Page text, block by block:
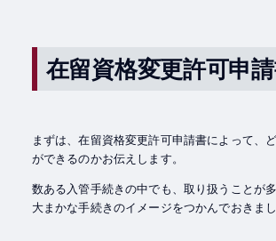
在留資格変更許可申
まずは、在留資格変更許可申請書によって、
ができるのかお伝えします。
数ある入管手続きの中でも、取り扱うことが多
大まかな手続きのイメージをつかんでおきまし